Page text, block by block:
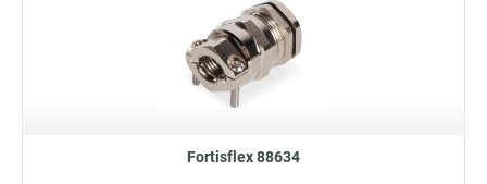
Fortisflex 88634